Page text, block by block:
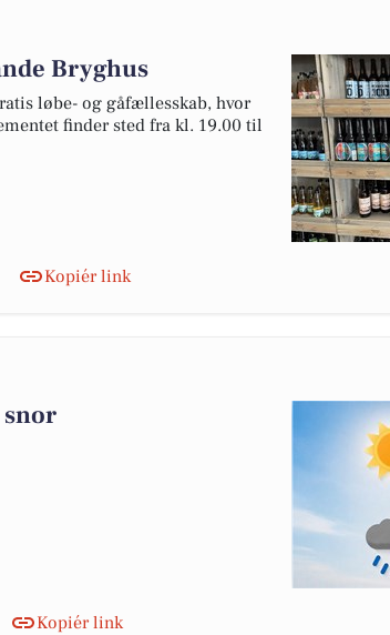
Bryghus
løbe- og gåfællesskab, hvor
finder sted fra kl. 19.00 til
Kopiér link
Kopiér link